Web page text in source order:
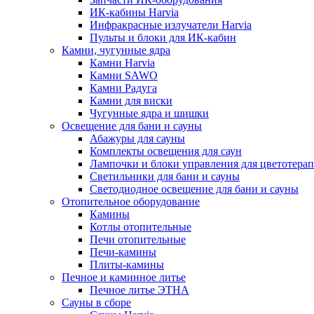
ИК-кабины Harvia
Инфракрасные излучатели Harvia
Пульты и блоки для ИК-кабин
Камни, чугунные ядра
Камни Harvia
Камни SAWO
Камни Радуга
Камни для виски
Чугунные ядра и шишки
Освещение для бани и сауны
Абажуры для сауны
Комплекты освещения для саун
Лампочки и блоки управления для
Светильники для бани и сауны
Светодиодное освещение для бани и сауны
Отопительное оборудование
Камины
Котлы отопительные
Печи отопительные
Печи-камины
Плиты-камины
Печное и каминное литье
Печное литье ЭТНА
Сауны в сборе